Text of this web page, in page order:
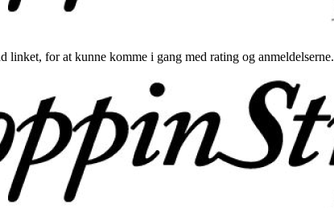
linket, for at kunne komme i gang med rating og anmeldelserne.